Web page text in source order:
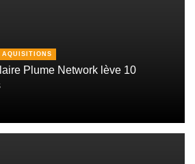
AQUISITIONS
Plume Network lève 10